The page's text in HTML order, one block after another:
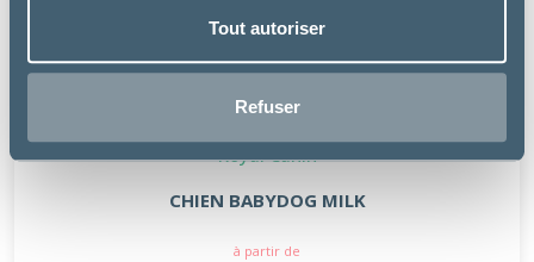
Tout autoriser
Refuser
Royal Canin
CHIEN BABYDOG MILK
à partir de